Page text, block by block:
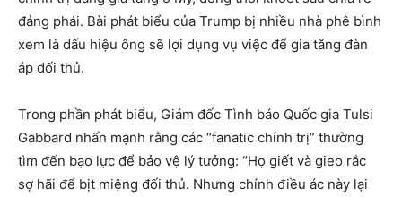
đảng phái. Bài phát biểu của Trump bị nhiều nhà phê bình
xem là dấu hiệu ông sẽ lợi dụng vụ việc để gia tăng đàn
áp đối thủ.
Trong phần phát biểu, Giám đốc Tình báo Quốc gia Tulsi
Gabbard nhấn mạnh rằng các “fanatic chính trị” thường
tìm đến bạo lực để bảo vệ lý tưởng: “Họ giết và gieo rắc
sợ hãi để bịt miệng đối thủ. Nhưng chính điều ác này lại